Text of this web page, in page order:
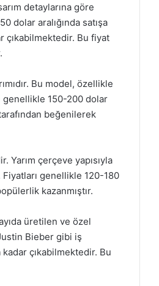
detaylarına göre
dolar aralığında satışa
çıkabilmektedir. Bu fiyat
Bu model, özellikle
genellikle 150-200 dolar
beğenilerek
çerçeve yapısıyla
genellikle 120-180
kazanmıştır.
üretilen ve özel
Bieber gibi iş
çıkabilmektedir. Bu